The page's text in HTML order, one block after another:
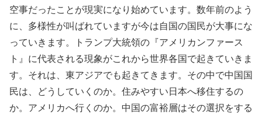
空事だったことが現実になり始めています。数年前のよう
に、多様性が叫ばれていますが今は自国の国民が大事にな
っていきます。トランプ大統領の『アメリカンファース
ト』に代表される現象がこれから世界各国で起きていきま
す。それは、東アジアでも起きてきます。その中で中国国
民は、どうしていくのか。住みやすい日本へ移住するの
か。アメリカへ行くのか。中国の富裕層はその選択をする